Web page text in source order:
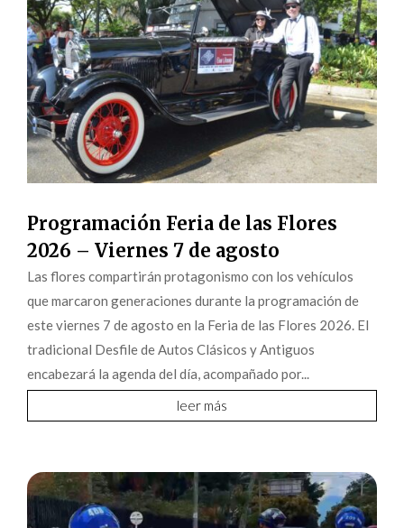
Programación Feria de las Flores
2026 – Viernes 7 de agosto
Las flores compartirán protagonismo con los vehículos
que marcaron generaciones durante la programación de
este viernes 7 de agosto en la Feria de las Flores 2026. El
tradicional Desfile de Autos Clásicos y Antiguos
encabezará la agenda del día, acompañado por...
leer más